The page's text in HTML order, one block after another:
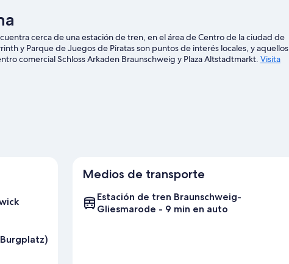
cerca de una estación de tren, en el área de Centro de la ciudad de
y Parque de Juegos de Piratas son puntos de interés locales, y aquellos
comercial Schloss Arkaden Braunschweig y Plaza Altstadtmarkt. Visita
Medios de transporte
Estación de tren Braunschweig-
Gliesmarode - 9 min en auto